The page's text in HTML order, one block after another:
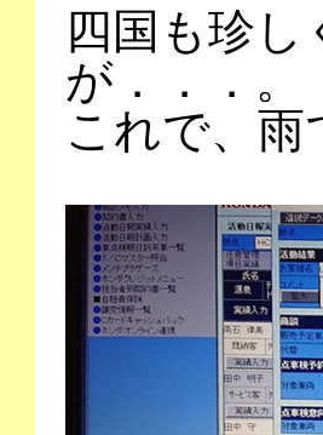
四国も珍
が．．．。
これで、雨